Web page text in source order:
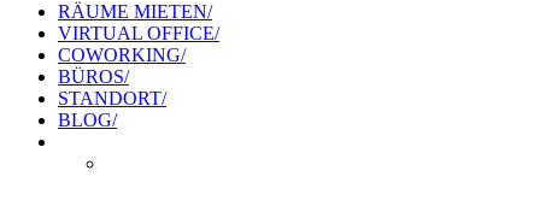
RÄUME MIETEN/
VIRTUAL OFFICE/
COWORKING/
BÜROS/
STANDORT/
BLOG/